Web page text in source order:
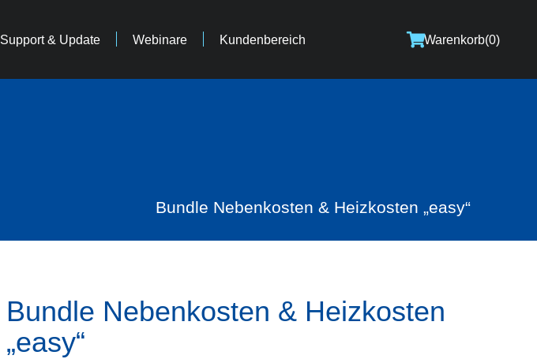
Support & Update Webinare Kundenbereich Warenkorb(0)
Bundle Nebenkosten & Heizkosten „easy“
Bundle Nebenkosten & Heizkosten
„easy“